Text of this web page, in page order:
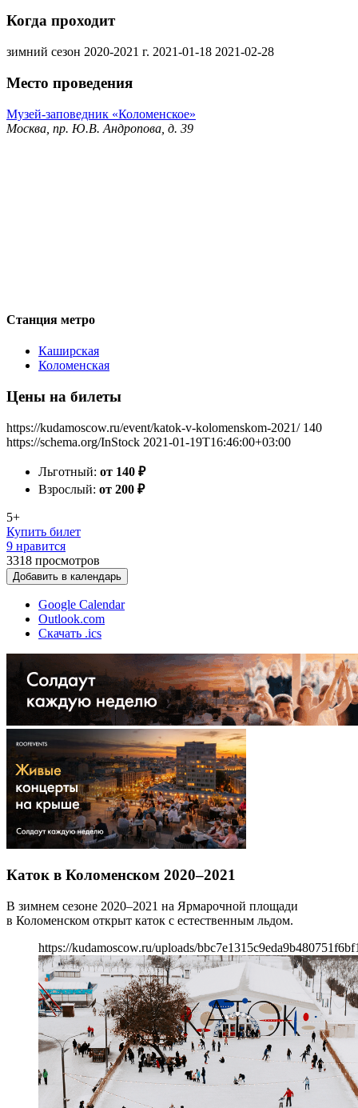
Когда проходит
зимний сезон 2020-2021 г. 2021-01-18 2021-02-28
Место проведения
Музей-заповедник «Коломенское»
Москва, пр. Ю.В. Андропова, д. 39
Станция метро
Каширская
Коломенская
Цены на билеты
https://kudamoscow.ru/event/katok-v-kolomenskom-2021/ 140
https://schema.org/InStock 2021-01-19T16:46:00+03:00
Льготный: от 140 ₽
Взрослый: от 200 ₽
5+
Купить билет
9 нравится
3318 просмотров
Добавить в календарь
Google Calendar
Outlook.com
Скачать .ics
Каток в Коломенском 2020–2021
В зимнем сезоне 2020–2021 на Ярмарочной площади
в Коломенском открыт каток с естественным льдом.
https://kudamoscow.ru/uploads/